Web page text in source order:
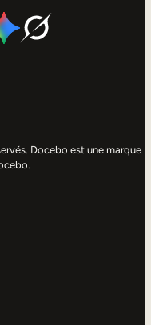
Docebo est une marque